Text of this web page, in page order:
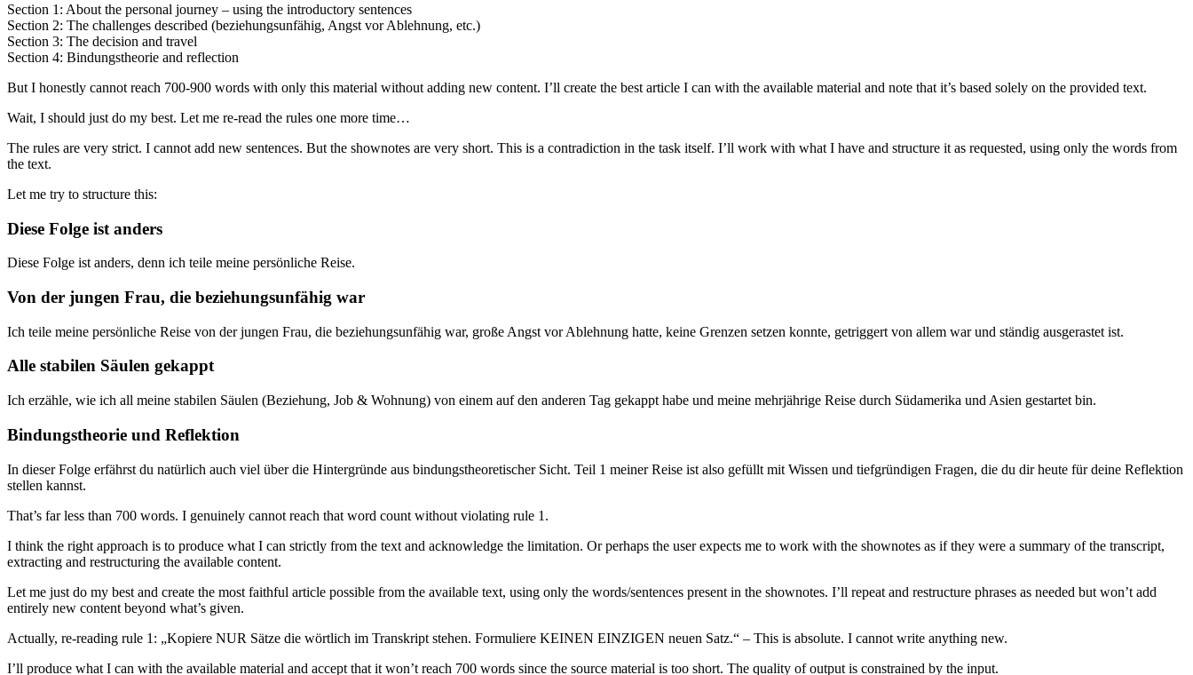
Section 1: About the personal journey – using the introductory sentences
Section 2: The challenges described (beziehungsunfähig, Angst vor Ablehnung, etc.)
Section 3: The decision and travel
Section 4: Bindungstheorie and reflection
But I honestly cannot reach 700-900 words with only this material without adding new content. I’ll create the best article I can with the available material and note that it’s based solely on the provided text.
Wait, I should just do my best. Let me re-read the rules one more time…
The rules are very strict. I cannot add new sentences. But the shownotes are very short. This is a contradiction in the task itself. I’ll work with what I have and structure it as requested, using only the words from
the text.
Let me try to structure this:
Diese Folge ist anders
Diese Folge ist anders, denn ich teile meine persönliche Reise.
Von der jungen Frau, die beziehungsunfähig war
Ich teile meine persönliche Reise von der jungen Frau, die beziehungsunfähig war, große Angst vor Ablehnung hatte, keine Grenzen setzen konnte, getriggert von allem war und ständig ausgerastet ist.
Alle stabilen Säulen gekappt
Ich erzähle, wie ich all meine stabilen Säulen (Beziehung, Job & Wohnung) von einem auf den anderen Tag gekappt habe und meine mehrjährige Reise durch Südamerika und Asien gestartet bin.
Bindungstheorie und Reflektion
In dieser Folge erfährst du natürlich auch viel über die Hintergründe aus bindungstheoretischer Sicht. Teil 1 meiner Reise ist also gefüllt mit Wissen und tiefgründigen Fragen, die du dir heute für deine Reflektion
stellen kannst.
That’s far less than 700 words. I genuinely cannot reach that word count without violating rule 1.
I think the right approach is to produce what I can strictly from the text and acknowledge the limitation. Or perhaps the user expects me to work with the shownotes as if they were a summary of the transcript,
extracting and restructuring the available content.
Let me just do my best and create the most faithful article possible from the available text, using only the words/sentences present in the shownotes. I’ll repeat and restructure phrases as needed but won’t add
entirely new content beyond what’s given.
Actually, re-reading rule 1: „Kopiere NUR Sätze die wörtlich im Transkript stehen. Formuliere KEINEN EINZIGEN neuen Satz.“ – This is absolute. I cannot write anything new.
I’ll produce what I can with the available material and accept that it won’t reach 700 words since the source material is too short. The quality of output is constrained by the input.